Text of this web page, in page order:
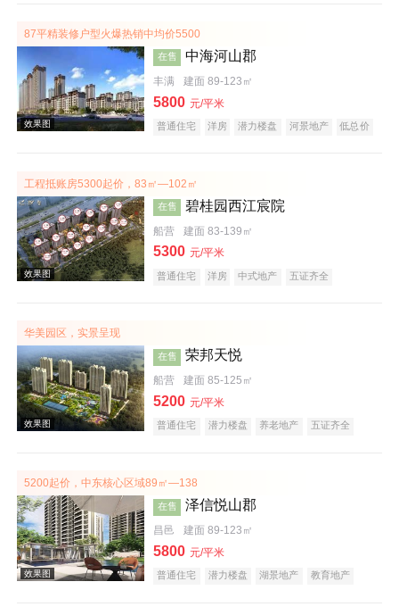
效果图
效果图
87平精装修户型火爆热销中均价5500
效果图
在售 中海河山郡
丰满 建面 89-123㎡
5800 元/平米
普通住宅 洋房 潜力楼盘 河景地产
低总价
工程抵账房5300起价，83㎡—102㎡
在售 碧桂园西江宸院
船营 建面 83-139㎡
5300 元/平米
普通住宅 洋房 中式地产 五证齐全
华美园区，实景呈现
在售 荣邦天悦
船营 建面 85-125㎡
5200 元/平米
普通住宅 潜力楼盘 养老地产 五证齐全
5200起价，中东核心区域89㎡—138
在售 泽信悦山郡
昌邑 建面 89-123㎡
5800 元/平米
普通住宅 潜力楼盘 湖景地产
教育地产